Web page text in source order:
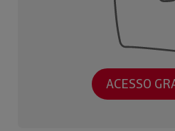
ACESSO